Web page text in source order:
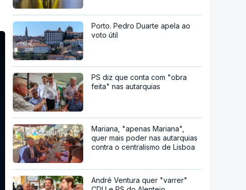
Porto. Pedro Duarte apela ao
voto útil
PS diz que conta com "obra
feita" nas autarquias
Mariana, "apenas Mariana",
quer mais poder nas autarquias
contra o centralismo de Lisboa
André Ventura quer "varrer"